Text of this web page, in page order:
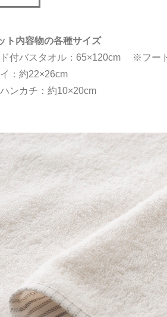
ト内容物の各種サイズ
付バスタオル：65×120cm ※フー
：約22×26cm
ハンカチ：約10×20cm